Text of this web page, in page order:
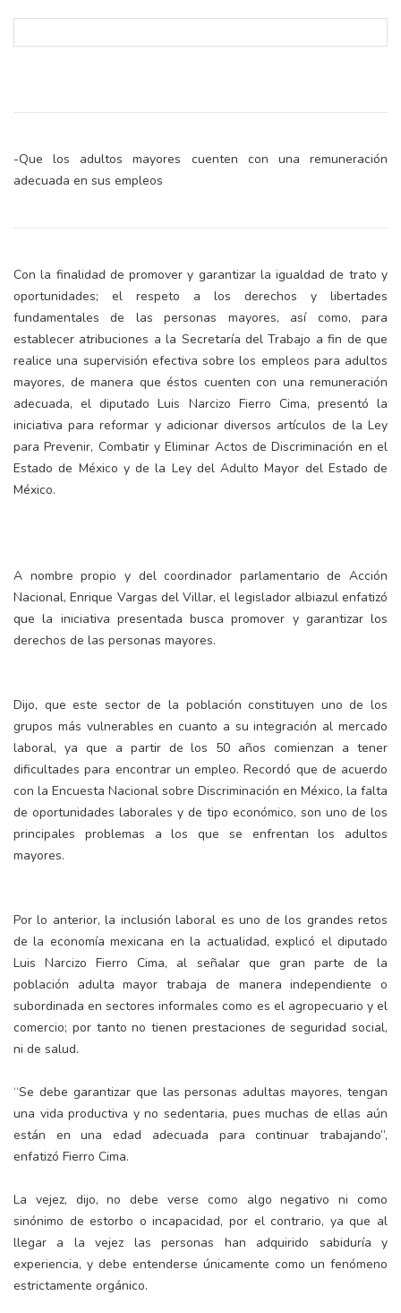
-Que los adultos mayores cuenten con una remuneración
adecuada en sus empleos
Con la finalidad de promover y garantizar la igualdad de trato y
oportunidades; el respeto a los derechos y libertades
fundamentales de las personas mayores, así como, para
establecer atribuciones a la Secretaría del Trabajo a fin de que
realice una supervisión efectiva sobre los empleos para adultos
mayores, de manera que éstos cuenten con una remuneración
adecuada, el diputado Luis Narcizo Fierro Cima, presentó la
iniciativa para reformar y adicionar diversos artículos de la Ley
para Prevenir, Combatir y Eliminar Actos de Discriminación en el
Estado de México y de la Ley del Adulto Mayor del Estado de
México.
A nombre propio y del coordinador parlamentario de Acción
Nacional, Enrique Vargas del Villar, el legislador albiazul enfatizó
que la iniciativa presentada busca promover y garantizar los
derechos de las personas mayores.
Dijo, que este sector de la población constituyen uno de los
grupos más vulnerables en cuanto a su integración al mercado
laboral, ya que a partir de los 50 años comienzan a tener
dificultades para encontrar un empleo. Recordó que de acuerdo
con la Encuesta Nacional sobre Discriminación en México, la falta
de oportunidades laborales y de tipo económico, son uno de los
principales problemas a los que se enfrentan los adultos
mayores.
Por lo anterior, la inclusión laboral es uno de los grandes retos
de la economía mexicana en la actualidad, explicó el diputado
Luis Narcizo Fierro Cima, al señalar que gran parte de la
población adulta mayor trabaja de manera independiente o
subordinada en sectores informales como es el agropecuario y el
comercio; por tanto no tienen prestaciones de seguridad social,
ni de salud.
“Se debe garantizar que las personas adultas mayores, tengan
una vida productiva y no sedentaria, pues muchas de ellas aún
están en una edad adecuada para continuar trabajando”,
enfatizó Fierro Cima.
La vejez, dijo, no debe verse como algo negativo ni como
sinónimo de estorbo o incapacidad, por el contrario, ya que al
llegar a la vejez las personas han adquirido sabiduría y
experiencia, y debe entenderse únicamente como un fenómeno
estrictamente orgánico.